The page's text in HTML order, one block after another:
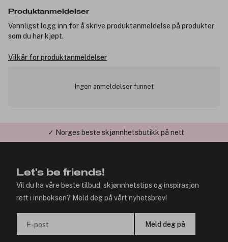
Produktanmeldelser
Vennligst logg inn for å skrive produktanmeldelse på produkter
som du har kjøpt.
Vilkår for produktanmeldelser
Ingen anmeldelser funnet
✓ Norges beste skjønnhetsbutikk på nett
Let's be friends!
Vil du ha våre beste tilbud, skjønnhetstips og inspirasjon
rett i innboksen? Meld deg på vårt nyhetsbrev!
E-post Meld deg på